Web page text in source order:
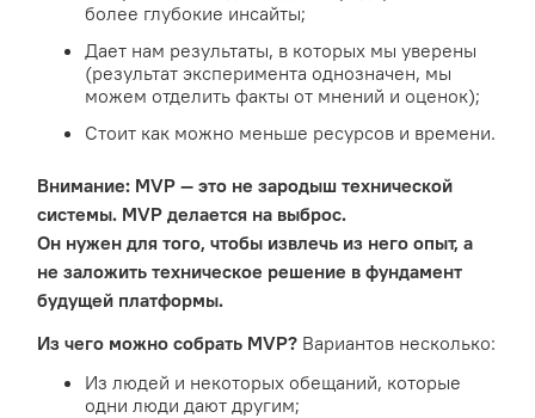
более глубокие инсайты;
Дает нам результаты, в которых мы уверены
(результат эксперимента однозначен, мы
можем отделить факты от мнений и оценок);
Стоит как можно меньше ресурсов и времени.
Внимание: MVP — это не зародыш технической
системы. MVP делается на выброс.
Он нужен для того, чтобы извлечь из него опыт, а
не заложить техническое решение в фундамент
будущей платформы.
Из чего можно собрать MVP? Вариантов несколько:
Из людей и некоторых обещаний, которые
одни люди дают другим;